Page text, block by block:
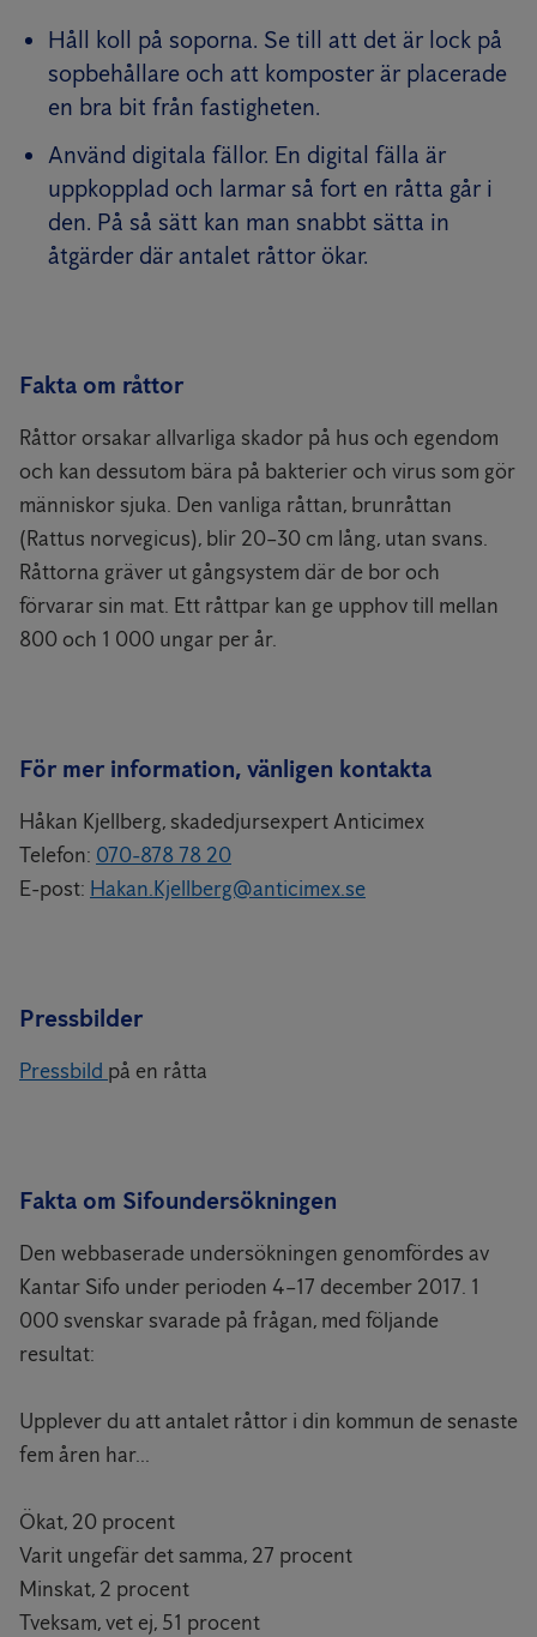
Håll koll på soporna. Se till att det är lock på
sopbehållare och att komposter är placerade
en bra bit från fastigheten.
Använd digitala fällor. En digital fälla är
uppkopplad och larmar så fort en råtta går i
den. På så sätt kan man snabbt sätta in
åtgärder där antalet råttor ökar.
Fakta om råttor
Råttor orsakar allvarliga skador på hus och egendom
och kan dessutom bära på bakterier och virus som gör
människor sjuka. Den vanliga råttan, brunråttan
(Rattus norvegicus), blir 20–30 cm lång, utan svans.
Råttorna gräver ut gångsystem där de bor och
förvarar sin mat. Ett råttpar kan ge upphov till mellan
800 och 1 000 ungar per år.
För mer information, vänligen kontakta
Håkan Kjellberg, skadedjursexpert Anticimex
Telefon: 070-878 78 20
E-post: Hakan.Kjellberg@anticimex.se
Pressbilder
Pressbild på en råtta
Fakta om Sifoundersökningen
Den webbaserade undersökningen genomfördes av
Kantar Sifo under perioden 4–17 december 2017. 1
000 svenskar svarade på frågan, med följande
resultat:
Upplever du att antalet råttor i din kommun de senaste
fem åren har...
Ökat, 20 procent
Varit ungefär det samma, 27 procent
Minskat, 2 procent
Tveksam, vet ej, 51 procent